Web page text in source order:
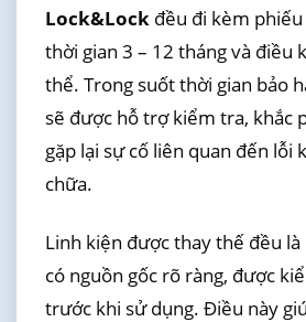
Lock&Lockđều đi kèm phiếu
thời gian 3 – 12 tháng và điều
thể. Trong suốt thời gian bảo
sẽ được hỗ trợ kiểm tra, khắc
gặp lại sự cố liên quan đến lỗi
chữa.
Linh kiện được thay thế đều là
có nguồn gốc rõ ràng, được
trước khi sử dụng. Điều này